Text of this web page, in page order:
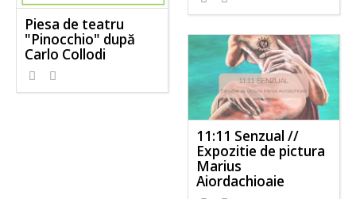
Piesa de teatru
"Pinocchio" după
Carlo Collodi
11:11 Senzual //
Expozitie de pictura
Marius
Aiordachioaie